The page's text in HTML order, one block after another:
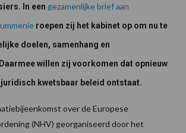
In een gezamenlijke brief aan
roepen zij het kabinet op om nu te
doelen, samenhang en
willen zij voorkomen dat opnieuw
kwetsbaar beleid ontstaat.
over de Europese
(NHV) georganiseerd door het